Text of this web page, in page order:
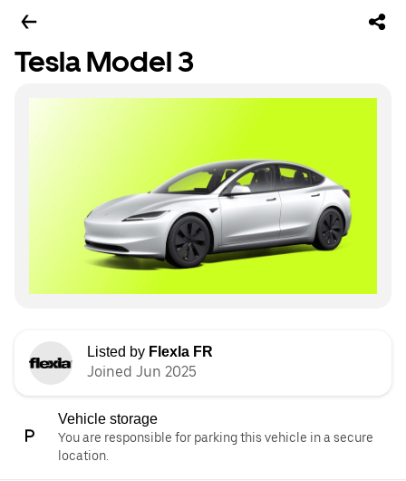
Tesla Model 3
Listed by Flexla FR
Joined Jun 2025
Vehicle storage
You are responsible for parking this vehicle in a secure
location.